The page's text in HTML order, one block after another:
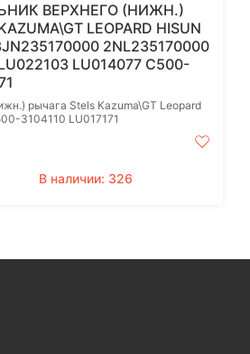
ВЕРХНЕГО (НИЖН.)
LEOPARD HISUN
2NL235170000
LU014077 C500-
рычага Stels Kazuma\GT Leopard
3104110 LU017171
В наличии: 326